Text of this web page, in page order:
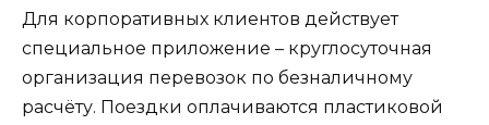
Для корпоративных клиентов действует
специальное приложение – круглосуточная
организация перевозок по безналичному
расчёту. Поездки оплачиваются пластиковой